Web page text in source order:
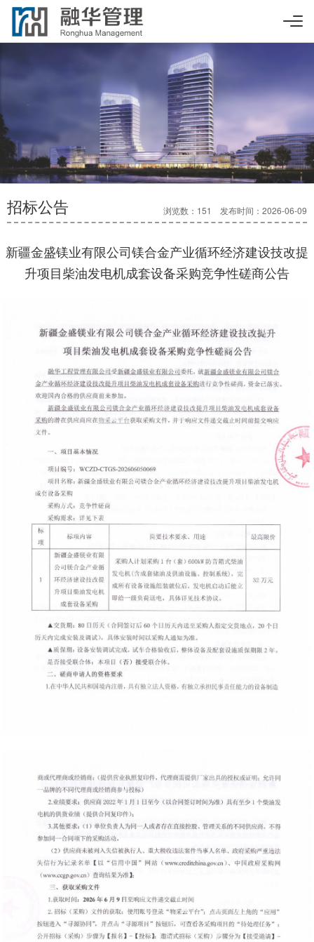
招标公告 浏览数：151 发布时间：2026-06-09
新疆金盛镁业有限公司镁合金产业循环经济建设技改提
升项目柴油发电机成套设备采购竞争性磋商公告